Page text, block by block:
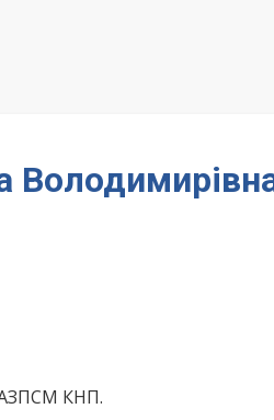
АЗПСМ КНП.